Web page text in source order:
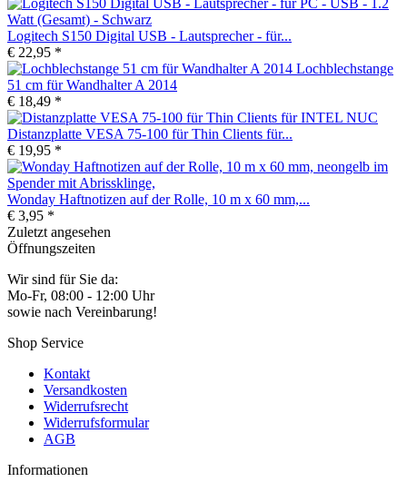
Logitech S150 Digital USB - Lautsprecher - für...
€ 22,95 *
Lochblechstange
51 cm für Wandhalter A 2014
€ 18,49 *
Distanzplatte VESA 75-100 für Thin Clients für...
€ 19,95 *
Wonday Haftnotizen auf der Rolle, 10 m x 60 mm,...
€ 3,95 *
Zuletzt angesehen
Öffnungszeiten
Wir sind für Sie da:
Mo-Fr, 08:00 - 12:00 Uhr
sowie nach Vereinbarung!
Shop Service
Kontakt
Versandkosten
Widerrufsrecht
Widerrufsformular
AGB
Informationen